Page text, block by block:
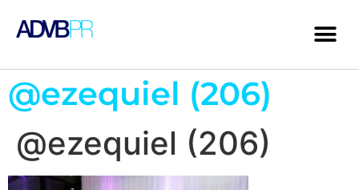
@ezequiel (206)
@ezequiel (206)